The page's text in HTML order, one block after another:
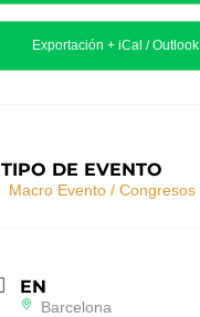
Exportación + iCal / Outlook
TIPO DE EVENTO
Macro Evento / Congresos
EN
Barcelona